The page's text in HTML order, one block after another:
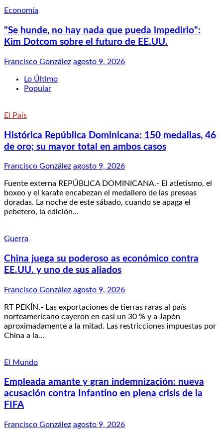
Economía
"Se hunde, no hay nada que pueda impedirlo":
Kim Dotcom sobre el futuro de EE.UU.
Francisco González agosto 9, 2026
Lo Último
Popular
El País
Histórica República Dominicana: 150 medallas, 46
de oro; su mayor total en ambos casos
Francisco González agosto 9, 2026
Fuente externa REPÚBLICA DOMINICANA.- El atletismo, el
boxeo y el karate encabezan el medallero de las preseas
doradas. La noche de este sábado, cuando se apaga el
pebetero, la edición…
Guerra
China juega su poderoso as económico contra
EE.UU. y uno de sus aliados
Francisco González agosto 9, 2026
RT PEKÍN.- Las exportaciones de tierras raras al país
norteamericano cayeron en casi un 30 % y a Japón
aproximadamente a la mitad. Las restricciones impuestas por
China a la…
El Mundo
Empleada amante y gran indemnización: nueva
acusación contra Infantino en plena crisis de la
FIFA
Francisco González agosto 9, 2026